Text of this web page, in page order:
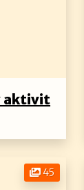
aktivit
45